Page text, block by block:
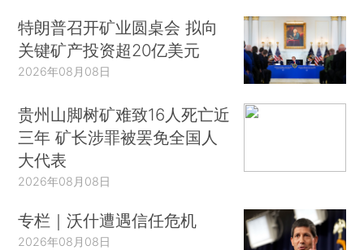
特朗普召开矿业圆桌会 拟向
关键矿产投资超20亿美元
2026年08月08日
贵州山脚树矿难致16人死亡近
三年 矿长涉罪被罢免全国人
大代表
2026年08月08日
专栏｜沃什遭遇信任危机
2026年08月08日